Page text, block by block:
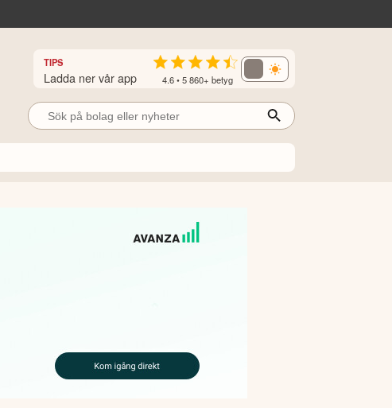
TIPS
Ladda ner vår app 4.6 • 5 860+ betyg